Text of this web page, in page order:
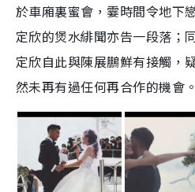
於車廂裏蜜會，霎時間令地下
定欣的煲水緋聞亦告一段落；
定欣自此與陳展鵬鮮有接觸，
然未再有過任何再合作的機會。